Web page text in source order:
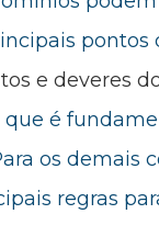
pontos
e deveres
que é
os demais
regras